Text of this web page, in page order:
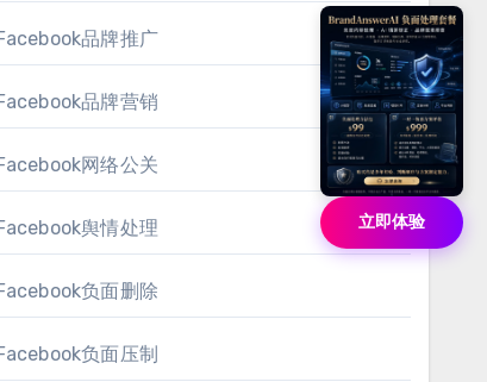
品牌推广
品牌营销
网络公关
舆情处理
负面删除
负面压制
立即体验